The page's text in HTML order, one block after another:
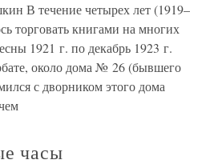
В течение четырех лет (1919–
торговать книгами на многих
1921 г. по декабрь 1923 г.
около дома № 26 (бывшего
с дворником этого дома
часы